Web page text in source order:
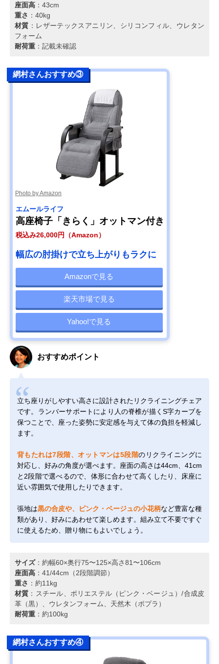
座面高 ：43cm
重さ ：40kg
材質 ：レザーテックスアニリン、シリコンフィル、ウレタン
フォーム
耐荷重 ：記載未確認
網村さんおすすめ③
Photo by Amazon
エムールライフ
高座椅子「きらく」オットマン付き
税込み26,000円（Amazon）
幅広の肘掛けで立ち上がりもラクに
Amazonで見る
楽天市場で見る
Yahoo!で見る
おすすめポイント
立ち座りがしやすい高さに設計されたリクライニングチェア
です。ランバーサポートにより人の脊椎が描くS字カーブを
保つことで、座った姿勢に安定感を与えて体の負担を軽減し
ます。
背もたれは7段階、オットマンは5段階のリクライニングに
対応し、好みの角度が選べます。座面の高さは44cm、41cm
と2段階で選べるので、体形に合わせて高くしたり、床座に
近い雰囲気で使用したりできます。
張地は黒の合皮や、ピンク・ベージュの小花柄など豊富な種
類があり、好みにあわせて楽しめます。組み立て不要ですぐ
に使えるため、贈り物にもよいでしょう。
サイズ：約幅60×奥行75〜125×高さ81〜106cm
座面高 ：41/44cm（2段階調節）
重さ ：約11kg
材質 ：スチール、ポリエステル（ピンク・ベージュ）/合成皮
革（黒）、ウレタンフォーム、天然木（ポプラ）
耐荷重 ：約100kg
網村さんおすすめ④